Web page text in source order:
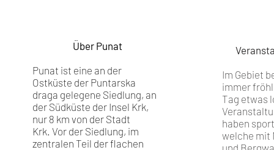
Über Punat
Punat ist eine an der
Ostküste der Puntarska
draga gelegene Siedlung, an
der Südküste der Insel Krk,
nur 8 km von der Stadt
Krk. Vor der Siedlung, im
zentralen Teil der flachen
Im Gebiet
immer
Tag etwas
haben
welche mit
und